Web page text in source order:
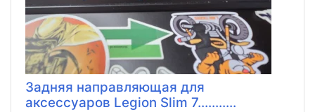
Задняя направляющая для
аксессуаров Legion Slim 7...........